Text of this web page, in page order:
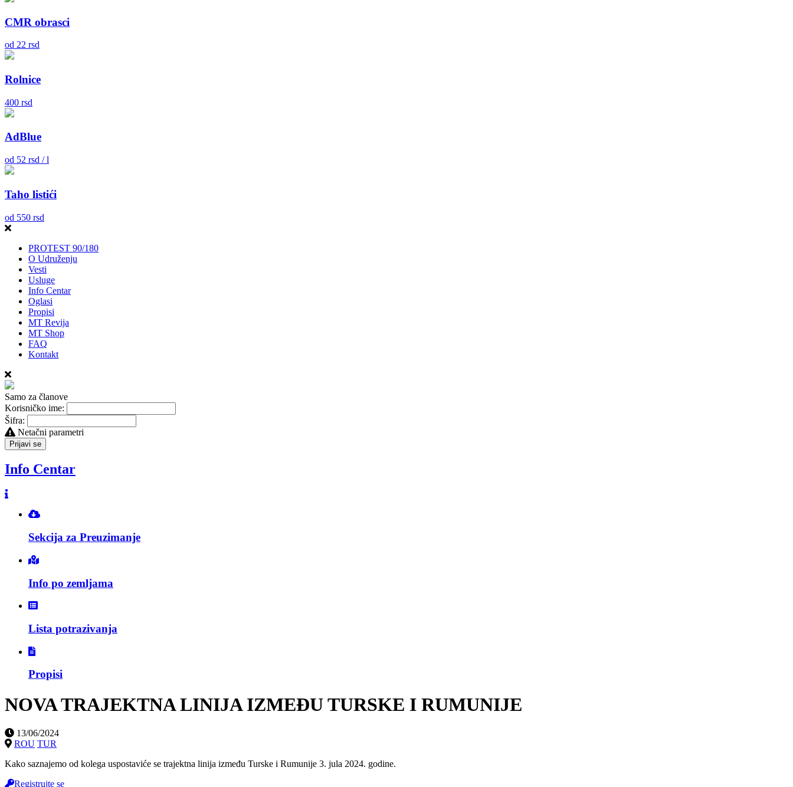
CMR obrasci
od 22 rsd
Rolnice
400 rsd
AdBlue
od 52 rsd / l
Taho listići
od 550 rsd
PROTEST 90/180
O Udruženju
Vesti
Usluge
Info Centar
Oglasi
Propisi
MT Revija
MT Shop
FAQ
Kontakt
Samo za članove
Korisničko ime:
Šifra:
Netačni parametri
Prijavi se
Info Centar
Sekcija za Preuzimanje
Info po zemljama
Lista potrazivanja
Propisi
NOVA TRAJEKTNA LINIJA IZMEĐU TURSKE I RUMUNIJE
13/06/2024
ROU TUR
Kako saznajemo od kolega uspostaviće se trajektna linija između Turske i Rumunije 3. jula 2024. godine.
Registrujte se